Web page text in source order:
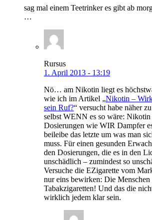
sag mal einem Teetrinker es gibt ab
…
Rursus
1. April 2013 - 13:19
Nö… am Nikotin liegt es
wie ich im Artikel „Nikotin –
sein Ruf?“ versucht habe näher
selbst WENN es so wäre:
Dosierungen wie WIR Dampfer
beileibe das letzte um was man
muss. Für einen gesunden
den Dosierungen, die es in den
unschädlich – zumindest so
Versuche die EZigarette vom
nur eins bewirken: Die Menschen
Tabakzigaretten! Und das die
wirklich jedem klar sein.